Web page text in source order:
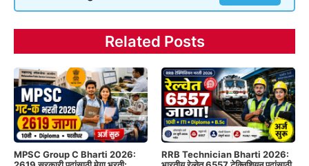
Related Posts
MPSC Group C Bharti 2026:
RRB Technician Bharti 2026: